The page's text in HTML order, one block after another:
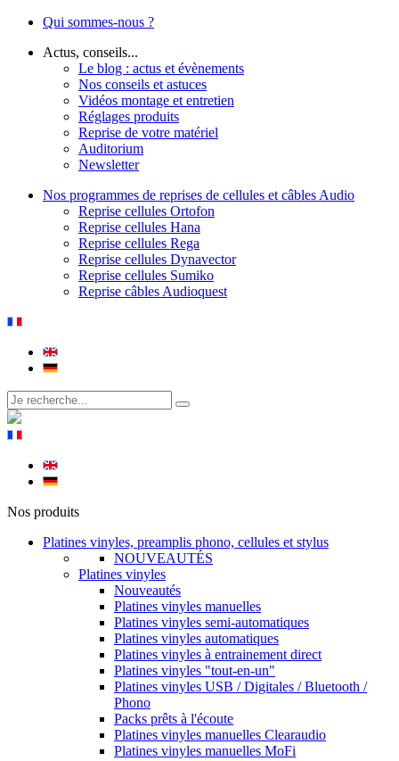
Qui sommes-nous ?
Actus, conseils...
Le blog : actus et évènements
Nos conseils et astuces
Vidéos montage et entretien
Réglages produits
Reprise de votre matériel
Auditorium
Newsletter
Nos programmes de reprises de cellules et câbles Audio
Reprise cellules Ortofon
Reprise cellules Hana
Reprise cellules Rega
Reprise cellules Dynavector
Reprise cellules Sumiko
Reprise câbles Audioquest
Nos produits
Platines vinyles, preamplis phono, cellules et stylus
NOUVEAUTÉS
Platines vinyles
Nouveautés
Platines vinyles manuelles
Platines vinyles semi-automatiques
Platines vinyles automatiques
Platines vinyles à entrainement direct
Platines vinyles "tout-en-un"
Platines vinyles USB / Digitales / Bluetooth /
Phono
Packs prêts à l'écoute
Platines vinyles manuelles Clearaudio
Platines vinyles manuelles MoFi